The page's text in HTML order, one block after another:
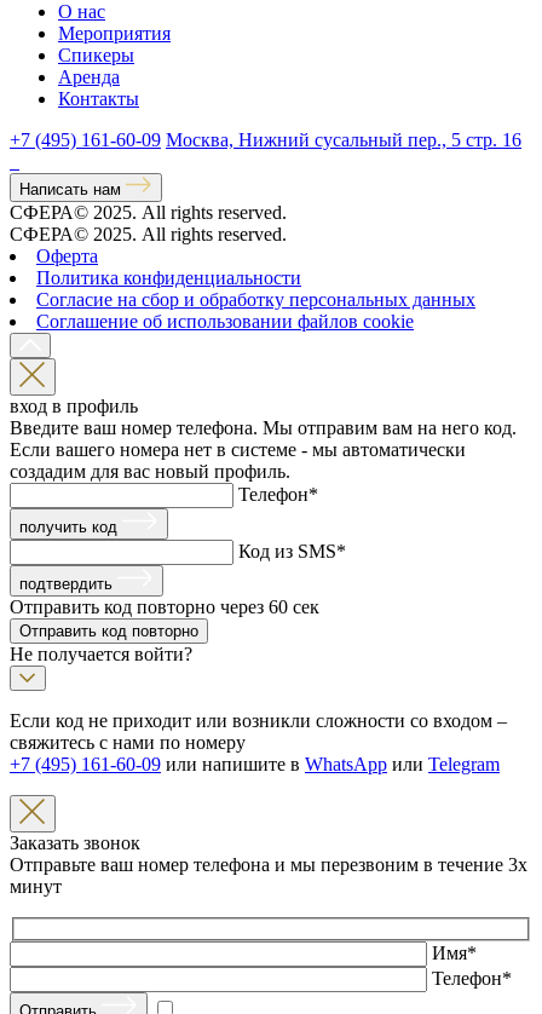
О нас
Мероприятия
Спикеры
Аренда
Контакты
+7 (495) 161-60-09 Москва, Нижний сусальный пер., 5 стр. 16
Написать нам
СФЕРА© 2025. All rights reserved.
СФЕРА© 2025. All rights reserved.
Оферта
Политика конфиденциальности
Согласие на сбор и обработку персональных данных
Соглашение об использовании файлов cookie
вход в профиль
Введите ваш номер телефона. Мы отправим вам на него код.
Если вашего номера нет в системе - мы автоматически
создадим для вас новый профиль.
Телефон*
получить код
Код из SMS*
подтвердить
Отправить код повторно через 60 сек
Отправить код повторно
Не получается войти?
Если код не приходит или возникли сложности со входом –
свяжитесь с нами по номеру
+7 (495) 161-60-09 или напишите в WhatsApp или Telegram
Заказать звонок
Отправьте ваш номер телефона и мы перезвоним в течение 3х
минут
Имя*
Телефон*